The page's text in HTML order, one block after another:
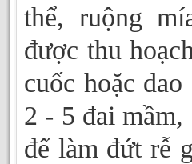
thể, ruộng
được thu
cuốc hoặc
2 - 5 đai
để làm đứt rễ